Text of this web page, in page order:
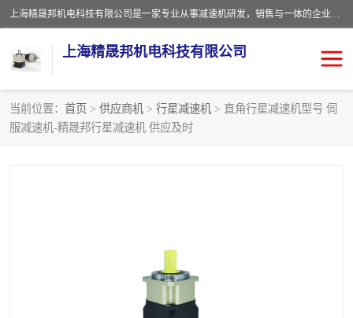
上海精晟邦机电科技有限公司是一家专业从事减速机研发，销售与一体的企业。公司拥有资深技术人员和技术团队服务人才，致力于为广大客户提供专业，细致的产品服务。主营产品有：中型减速电机，微型调速电机，精密行星减速机，蜗轮蜗杆减速机，RFKS四大系列减速机，SKM双曲面齿轮减速机，齿轮减速电机，行星减速机，防爆电机，变频器等系列；产品广泛用于汽车，船舶，能源，环保，包装，物流等领域，欢迎咨询。
上海精晟邦机电科技有限公司
当前位置： 首页 > 供应商机 > 行星减速机 > 直角行星减速机型号 伺
服减速机-精晟邦行星减速机 供应及时
减速电机